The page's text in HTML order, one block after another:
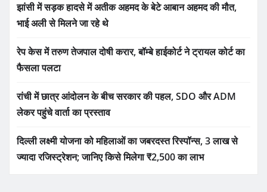
झांसी में सड़क हादसे में अतीक अहमद के बेटे आबान अहमद की मौत,
भाई अली से मिलने जा रहे थे
रेप केस में तरुण तेजपाल दोषी करार, बॉम्बे हाईकोर्ट ने ट्रायल कोर्ट का
फैसला पलटा
रांची में छात्र आंदोलन के बीच सरकार की पहल, SDO और ADM
लेकर पहुंचे वार्ता का प्रस्ताव
दिल्ली लक्ष्मी योजना को महिलाओं का जबरदस्त रिस्पॉन्स, 3 लाख से
ज्यादा रजिस्ट्रेशन; जानिए किसे मिलेगा ₹2,500 का लाभ